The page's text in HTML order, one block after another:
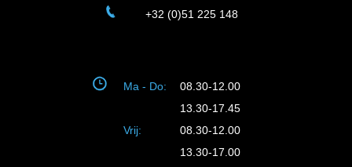
+32 (0)51 225 148
Ma - Do:
08.30-12.00
13.30-17.45
Vrij:
08.30-12.00
13.30-17.00